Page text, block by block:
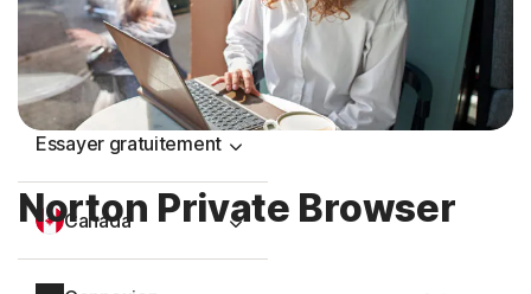
Support
Essayer gratuitement
Canada
Norton Private Browser